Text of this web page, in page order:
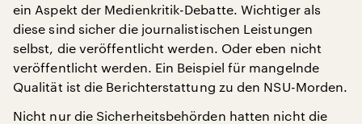
ein Aspekt der Medienkritik-Debatte. Wichtiger als
diese sind sicher die journalistischen Leistungen
selbst, die veröffentlicht werden. Oder eben nicht
veröffentlicht werden. Ein Beispiel für mangelnde
Qualität ist die Berichterstattung zu den NSU-Morden.
Nicht nur die Sicherheitsbehörden hatten nicht die